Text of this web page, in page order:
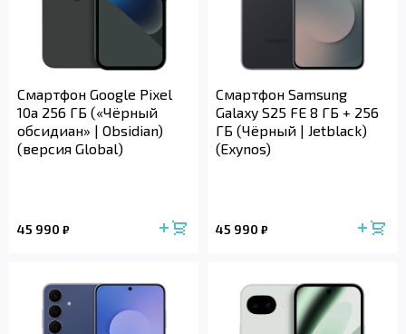
Смартфон Google Pixel
10a 256 ГБ («Чёрный
обсидиан» | Obsidian)
(версия Global)
45 990 ₽
Смартфон Samsung
Galaxy S25 FE 8 ГБ + 256
ГБ (Чёрный | Jetblack)
(Exynos)
45 990 ₽